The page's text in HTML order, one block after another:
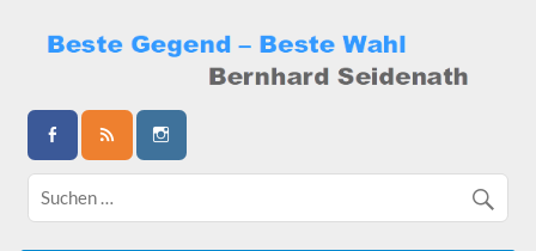
content
Bernhard Seidenath